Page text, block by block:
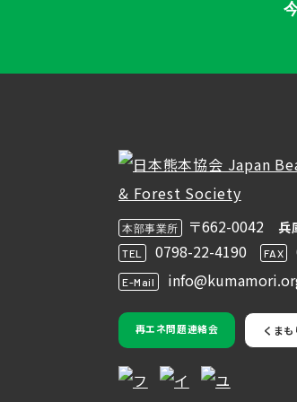
本部事業所 〒662-0042 兵
TEL 0798-22-4190 FAX
E-Mail
再エネ問題連絡会 くま